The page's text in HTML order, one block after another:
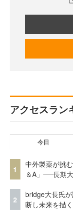
アクセスラン
今日
1
中外製薬が挑
＆A」──長期
2
bridge大長氏
断し未来を描